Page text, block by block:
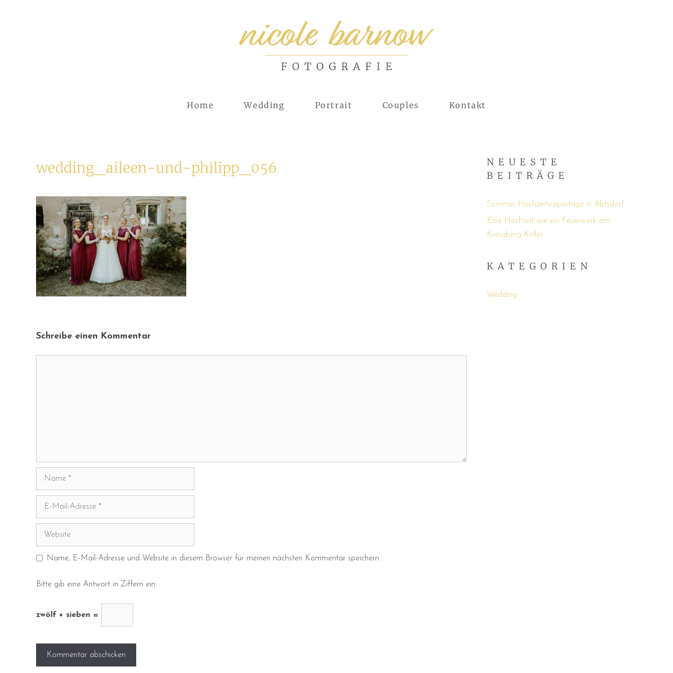
Home Wedding Portrait Couples Kontakt
wedding_aileen-und-philipp_056
Schreibe einen Kommentar
Name
Adresse
Website
Name, E-Mail-Adresse und Website in diesem Browser für meinen nächsten Kommentar speichern.
Bitte gib eine Antwort in Ziffern ein:
zwölf + sieben =
NEUESTE
BEITRÄGE
Sommer-Hochzeitsreportage in Abtsdorf
Eine Hochzeit wie ein Feuerwerk am
Kreuzberg Keller
KATEGORIEN
Wedding